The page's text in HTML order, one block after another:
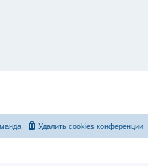
Удалить cookies конференции